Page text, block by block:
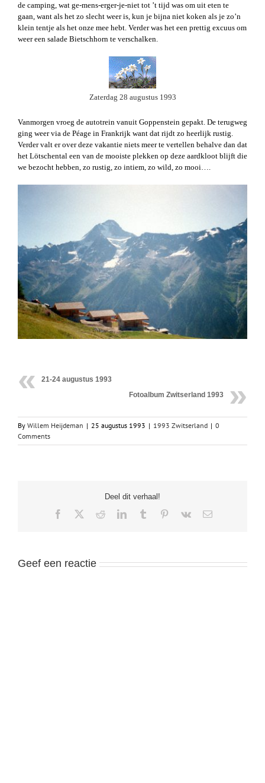
de camping, wat ge-mens-erger-je-niet tot ’t tijd was om uit eten te
gaan, want als het zo slecht weer is, kun je bijna niet koken als je zo’n
klein tentje als het onze mee hebt. Verder was het een prettig excuus om
weer een salade Bietschhorn te verschalken.
Zaterdag 28 augustus 1993
Vanmorgen vroeg de autotrein vanuit Goppenstein gepakt. De terugweg
ging weer via de Péage in Frankrijk want dat rijdt zo heerlijk rustig.
Verder valt er over deze vakantie niets meer te vertellen behalve dan dat
het Lötschental een van de mooiste plekken op deze aardkloot blijft die
we bezocht hebben, zo rustig, zo intiem, zo wild, zo mooi….
21-24 augustus 1993
Fotoalbum Zwitserland 1993
By Willem Heijdeman | 25 augustus 1993 | 1993 Zwitserland | 0
Comments
Deel dit verhaal!
Facebook RedditLinkedInTumblr Pinterest
Vk Email
Geef een reactie